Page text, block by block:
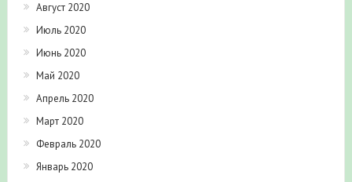
Август 2020
Июль 2020
Июнь 2020
Май 2020
Апрель 2020
Март 2020
Февраль 2020
Январь 2020